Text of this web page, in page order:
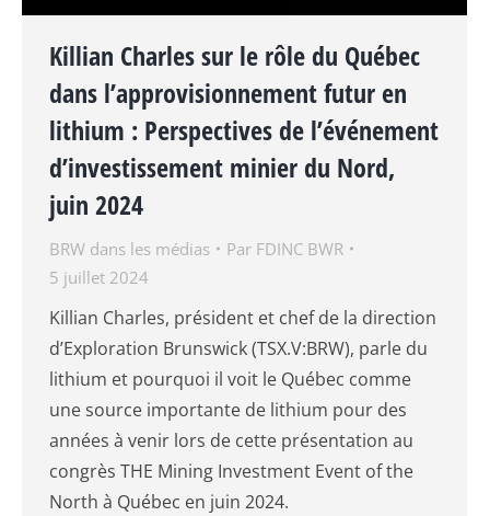
Killian Charles sur le rôle du Québec
dans l’approvisionnement futur en
lithium : Perspectives de l’événement
d’investissement minier du Nord,
juin 2024
BRW dans les médias Par FDINC BWR
5 juillet 2024
Killian Charles, président et chef de la direction
d’Exploration Brunswick (TSX.V:BRW), parle du
lithium et pourquoi il voit le Québec comme
une source importante de lithium pour des
années à venir lors de cette présentation au
congrès THE Mining Investment Event of the
North à Québec en juin 2024.